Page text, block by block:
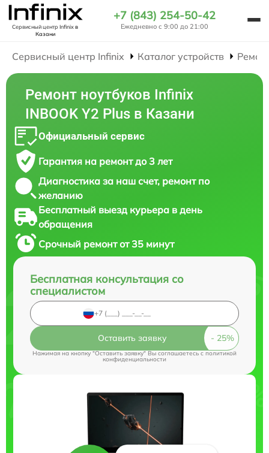
Сервисный центр Infinixв
Казани
+7 (843) 254-50-42
Ежедневно с 9:00 до 21:00
Сервисный центр Infinix Каталог устройств
Ремонт ноутбуков Infinix
INBOOK Y2 Plus в Казани
Официальный сервис
Гарантия на ремонт до 3 лет
Диагностика за наш счет, ремонт по
желанию
Бесплатный выезд курьера в день
обращения
Срочный ремонт от 35 минут
Бесплатная консультация со
специалистом
Оставить заявку
Нажимая на кнопку "Оставить заявку" Вы соглашаетесь cполитикой
конфиденциальности